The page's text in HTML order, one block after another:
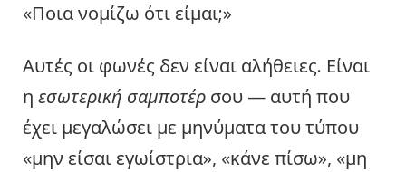
«Ποια νομίζω ότι είμαι;»
Αυτές οι φωνές δεν είναι αλήθειες. Είναι
η εσωτερική σαμποτέρ σου — αυτή που
έχει μεγαλώσει με μηνύματα του τύπου
«μην είσαι εγωίστρια», «κάνε πίσω», «μη